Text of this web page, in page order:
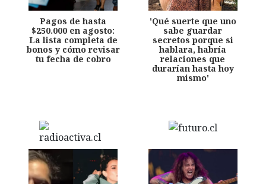
Pagos de hasta
$250.000 en agosto:
La lista completa de
bonos y cómo revisar
tu fecha de cobro
'Qué suerte que uno
sabe guardar
secretos porque si
hablara, habría
relaciones que
durarían hasta hoy
mismo'